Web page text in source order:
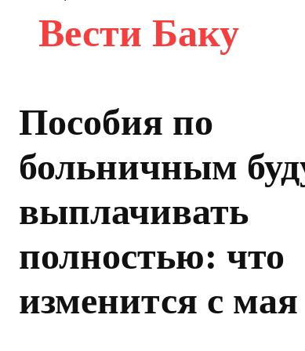
Вести Баку
Пособия по
больничным
выплачивать
полностью: что
изменится с мая